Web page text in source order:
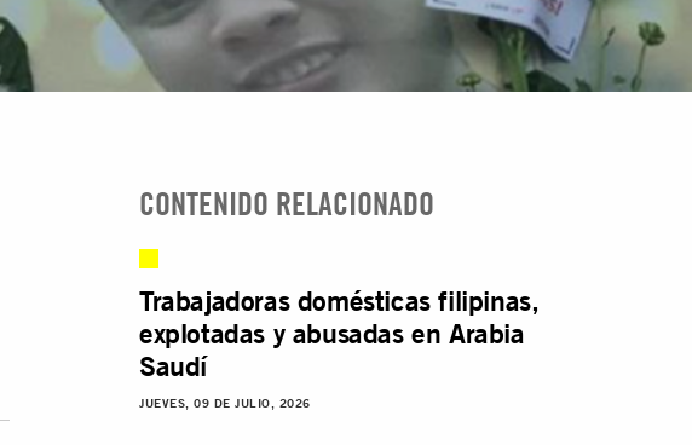
CONTENIDO RELACIONADO
Trabajadoras domésticas filipinas,
explotadas y abusadas en Arabia
Saudí
JUEVES, 09 DE JULIO, 2026